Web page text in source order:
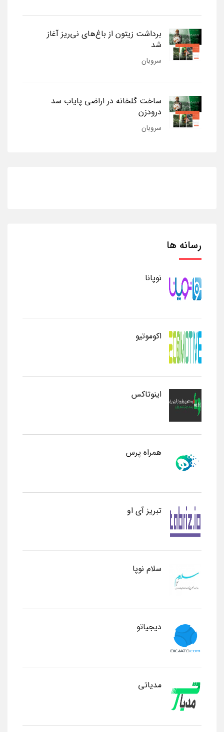
برداشت زیتون از باغ‌های نی‌ریز آغاز
شد
سروبان
ساخت گلخانه در اراضی پایاب سد
درودزن
سروبان
رسانه ها
نوپانا
اکوموتیو
اینوتاکس
همراه پرس
تبریز آی او
سلام نوپا
دیجیاتو
مدیاتی